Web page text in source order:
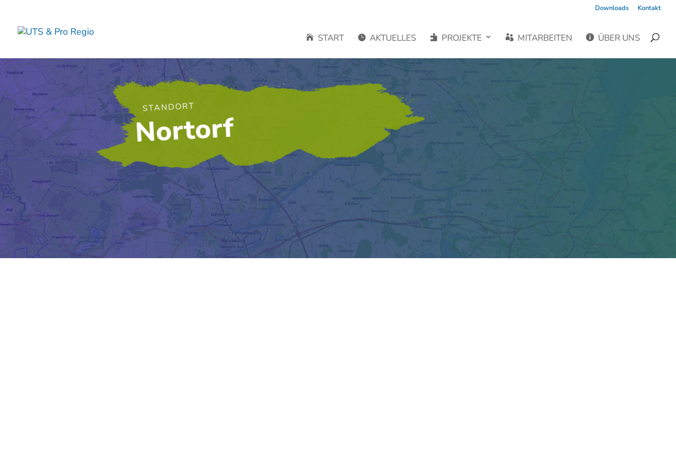
Downloads Kontakt
 START  AKTUELLES  PROJEKTE  MITARBEITEN  ÜBER UNS
STANDORT
Nortorf